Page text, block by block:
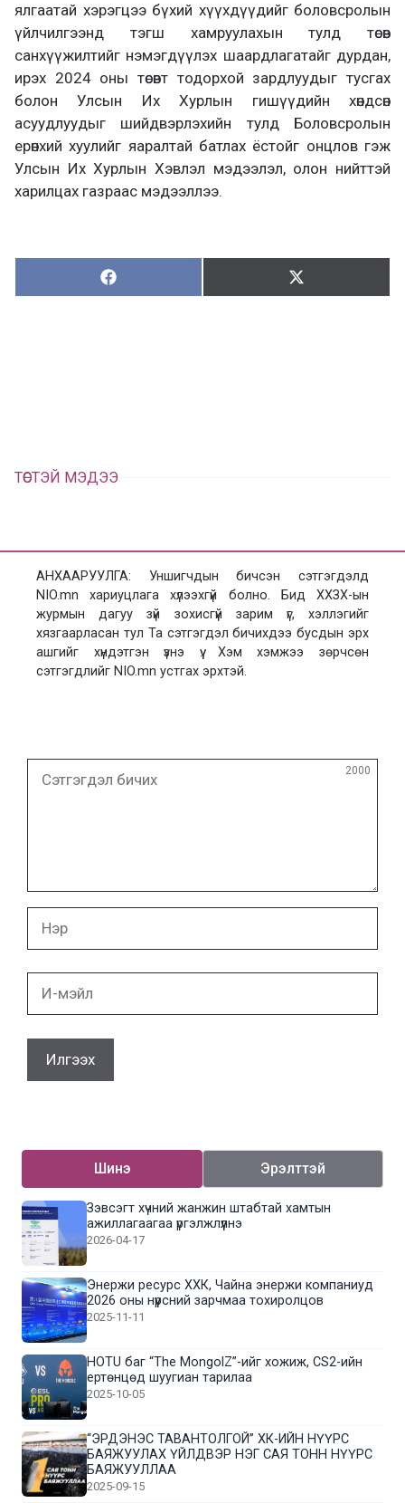
ялгаатай хэрэгцээ бүхий хүүхдүүдийг боловсролын
үйлчилгээнд тэгш хамруулахын тулд төсөв
санхүүжилтийг нэмэгдүүлэх шаардлагатайг дурдан,
ирэх 2024 оны төсөвт тодорхой зардлуудыг тусгах
болон Улсын Их Хурлын гишүүдийн хөндсөн
асуудлуудыг шийдвэрлэхийн тулд Боловсролын
ерөнхий хуулийг яаралтай батлах ёстойг онцлов гэж
Улсын Их Хурлын Хэвлэл мэдээлэл, олон нийттэй
харилцах газраас мэдээллээ.
Хуваалцах:
Х
у
Түгээх:
Т
ү
ТӨСТЭЙ МЭДЭЭ
АНХААРУУЛГА: Уншигчдын бичсэн сэтгэгдэлд
NIO.mn хариуцлага хүлээхгүй болно. Бид ХХЗХ-ын
журмын дагуу зүй зохисгүй зарим үг, хэллэгийг
хязгаарласан тул Та сэтгэгдэл бичихдээ бусдын эрх
ашгийг хүндэтгэн үзнэ үү. Хэм хэмжээ зөрчсөн
сэтгэгдлийг NIO.mn устгах эрхтэй.
бичих
2000
Шинэ Эрэлттэй
Зэвсэгт хүчний жанжин штабтай хамтын
ажиллагаагаа үргэлжлүүлнэ
2026-04-17
Энержи ресурс ХХК, Чайна энержи компаниуд
2026 оны нүүрсний зарчмаа тохиролцов
2025-11-11
HOTU баг “The MongolZ”-ийг хожиж, CS2-ийн
ертөнцөд шуугиан тарилаа
2025-10-05
“ЭРДЭНЭС ТАВАНТОЛГОЙ” ХК-ИЙН НҮҮРС
БАЯЖУУЛАХ ҮЙЛДВЭР НЭГ САЯ ТОНН НҮҮРС
БАЯЖУУЛЛАА
2025-09-15